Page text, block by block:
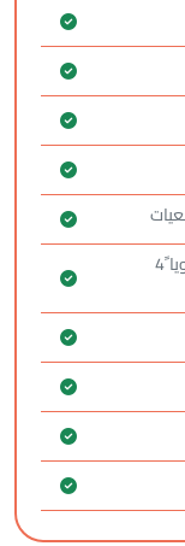
مقعد الراكب الامامي قابل للتعديل يدويا ً4